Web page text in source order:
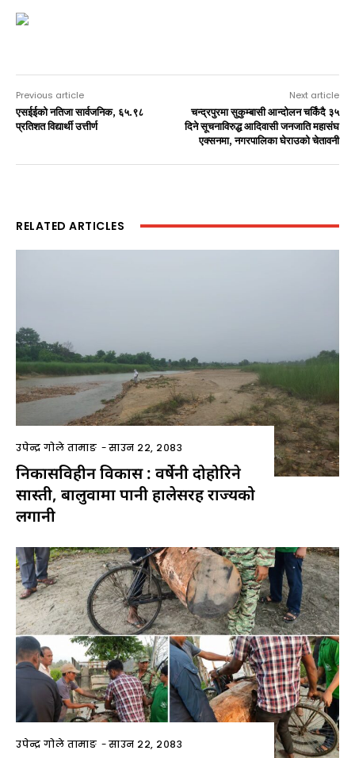
Previous article
एसईईको नतिजा सार्वजनिक, ६५.९८
प्रतिशत विद्यार्थी उत्तीर्ण
Next article
चन्द्रपुरमा सुकुम्बासी आन्दोलन चर्किंदै ३५
दिने सूचनाविरुद्ध आदिवासी जनजाति महासंघ
एक्सनमा, नगरपालिका घेराउको चेतावनी
RELATED ARTICLES
उपेन्द्र गोले तामाङ -साउन २२, २०८३
निकासविहीन विकास : वर्षेनी दोहोरिने
सास्ती, बालुवामा पानी हालेसरह राज्यको
लगानी
उपेन्द्र गोले तामाङ -साउन २२, २०८३